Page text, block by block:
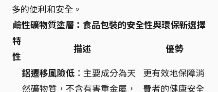
多的便利和安全。
鹼性礦物質塗層：食品包裝的安全性與環保新選擇
特
性
描述 優勢
鋁遷移風險低 ：主要成分為天
然礦物質，不含有害重金屬，
更有效地保障消
費者的健康安全